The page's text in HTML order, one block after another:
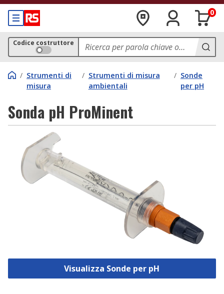
0
Codice costruttore
/ Strumenti di
misura
/ Strumenti di misura
ambientali
/ Sonde
per pH
Sonda pH ProMinent
Visualizza Sonde per pH